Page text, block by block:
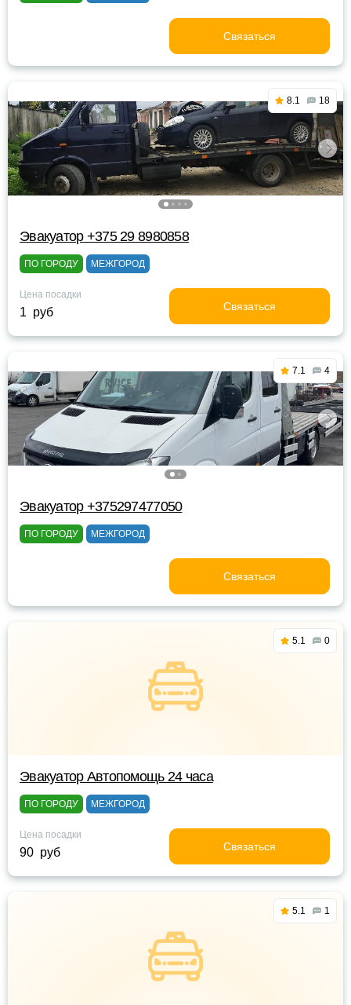
Связаться
8.1 18
Эвакуатор +375 29 8980858
ПО ГОРОДУ МЕЖГОРОД
Цена посадки
1 руб Связаться
7.1 4
Эвакуатор +375297477050
ПО ГОРОДУ МЕЖГОРОД
Связаться
5.1 0
Эвакуатор Автопомощь 24 часа
ПО ГОРОДУ МЕЖГОРОД
Цена посадки
90 руб Связаться
5.1 1